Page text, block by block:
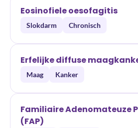
Eosinofiele oesofagitis
Slokdarm Chronisch
Erfelijke diffuse
Maag Kanker
Familiaire Adenomateuze
(FAP)